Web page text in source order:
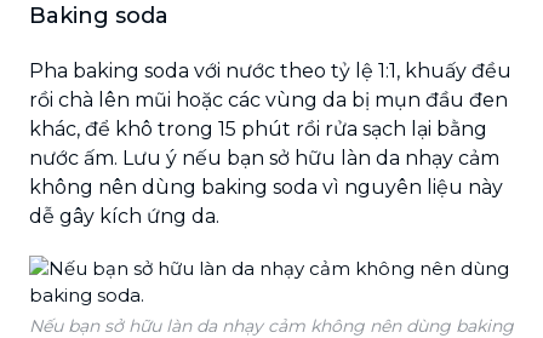
Baking soda
Pha baking soda với nước theo tỷ lệ 1:1, khuấy đều
rồi chà lên mũi hoặc các vùng da bị mụn đầu đen
khác, để khô trong 15 phút rồi rửa sạch lại bằng
nước ấm. Lưu ý nếu bạn sở hữu làn da nhạy cảm
không nên dùng baking soda vì nguyên liệu này
dễ gây kích ứng da.
Nếu bạn sở hữu làn da nhạy cảm không nên dùng baking